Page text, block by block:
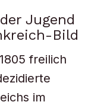
Jugend
Bild
freilich
im